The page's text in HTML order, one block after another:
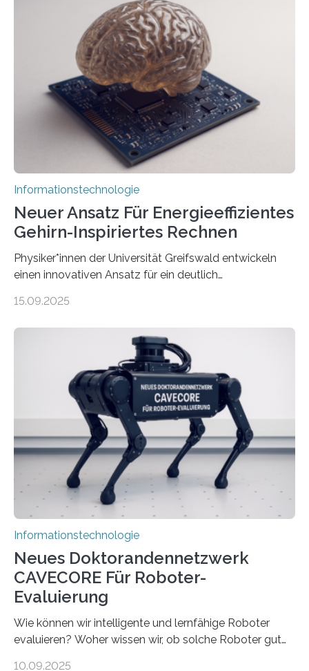
der MindPort GmbH eine neuartige, KI-gestützte
Lösung zur Erzeugung von Emotionen für realistische
Avatare. Gen-AIvatar entwickelt innovative und
kosteneffiziente Methoden, um lebensechte Avatare zu
erstellen. „Besonders wichtig ist uns eine ganzheitliche
Animation, bei der Stimme, Körperbewegung, Gestik
und Mimik im Einklang sind…
Informationstechnologie
Neuer Ansatz Für Energieeffizientes
Gehirn-Inspiriertes Rechnen
Physiker*innen der Universität Greifswald entwickeln
einen innovativen Ansatz für ein deutlich
Lösungsweg ist inspiriert vom menschlichen Gehirn. Die
stellt die heutige Computertechnik vor
Herausforderungen. Herkömmliche Silizium-
Prozessoren stoßen an ihre Grenzen: Sie verbrauchen
viel Energie, die Speicher- und Verarbeitungseinheiten
sind voneinander getrennt und die Datenübertragung
bremst komplexe Anwendungen aus. Da KI-Modelle
immer größer werden und riesige Datenmengen
verarbeiten müssen, steigt der Bedarf an neuen
Rechenarchitekturen. Neben Quantencomputern
rücken dabei insbesondere…
15.09.2025
Informationstechnologie
Neues Doktorandennetzwerk
CAVECORE Für Roboter-
Evaluierung
Wie können wir intelligente und lernfähige Roboter
evaluieren? Woher wissen wir, ob solche Roboter gut
10.09.2025